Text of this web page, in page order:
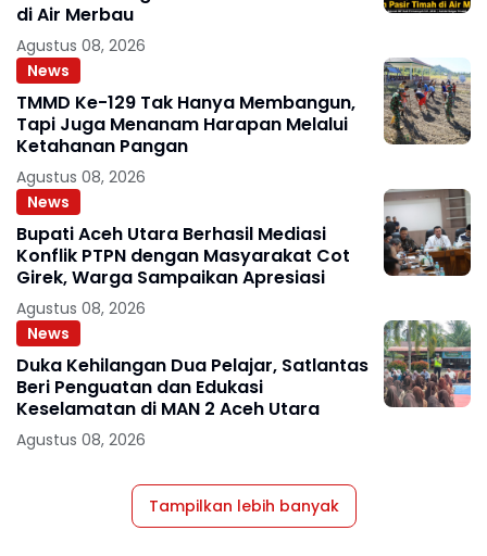
di Air Merbau
Agustus 08, 2026
News
TMMD Ke-129 Tak Hanya Membangun,
Tapi Juga Menanam Harapan Melalui
Ketahanan Pangan
Agustus 08, 2026
News
Bupati Aceh Utara Berhasil Mediasi
Konflik PTPN dengan Masyarakat Cot
Girek, Warga Sampaikan Apresiasi
Agustus 08, 2026
News
Duka Kehilangan Dua Pelajar, Satlantas
Beri Penguatan dan Edukasi
Keselamatan di MAN 2 Aceh Utara
Agustus 08, 2026
Tampilkan lebih banyak